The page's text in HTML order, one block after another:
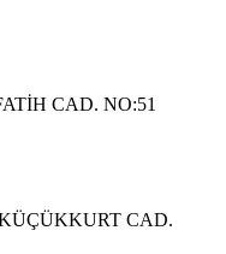
CAD. NO:51
CAD.